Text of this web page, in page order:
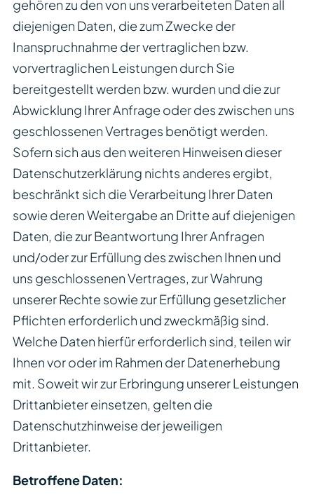
gehören zu den von uns verarbeiteten Daten all
diejenigen Daten, die zum Zwecke der
Inanspruchnahme der vertraglichen bzw.
vorvertraglichen Leistungen durch Sie
bereitgestellt werden bzw. wurden und die zur
Abwicklung Ihrer Anfrage oder des zwischen uns
geschlossenen Vertrages benötigt werden.
Sofern sich aus den weiteren Hinweisen dieser
Datenschutzerklärung nichts anderes ergibt,
beschränkt sich die Verarbeitung Ihrer Daten
sowie deren Weitergabe an Dritte auf diejenigen
Daten, die zur Beantwortung Ihrer Anfragen
und/oder zur Erfüllung des zwischen Ihnen und
uns geschlossenen Vertrages, zur Wahrung
unserer Rechte sowie zur Erfüllung gesetzlicher
Pflichten erforderlich und zweckmäßig sind.
Welche Daten hierfür erforderlich sind, teilen wir
Ihnen vor oder im Rahmen der Datenerhebung
mit. Soweit wir zur Erbringung unserer Leistungen
Drittanbieter einsetzen, gelten die
Datenschutzhinweise der jeweiligen
Drittanbieter.
Betroffene Daten: